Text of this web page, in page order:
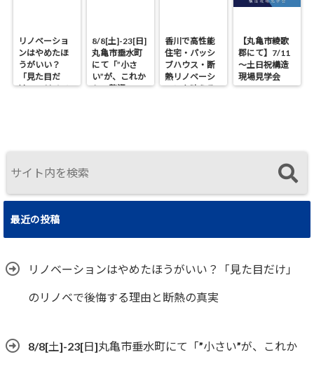
リノベーショ
ンはやめたほ
うがいい？
「見た目だ
け」のリノベ
8/8[土]-23[日]
丸亀市垂水町
にて「”小さ
い”が、これか
らの贅沢。」
香川で高性能
住宅・パッシ
ブハウス・断
熱リノベーシ
ョンを叶える
【丸亀市綾歌
郡にて】7/11
～土日祝構造
現場見学会
最近の投稿
リノベーションはやめたほうがいい？「見た目だけ」
のリノベで後悔する理由と断熱の真実
8/8[土]-23[日]丸亀市垂水町にて「”小さい”が、これか